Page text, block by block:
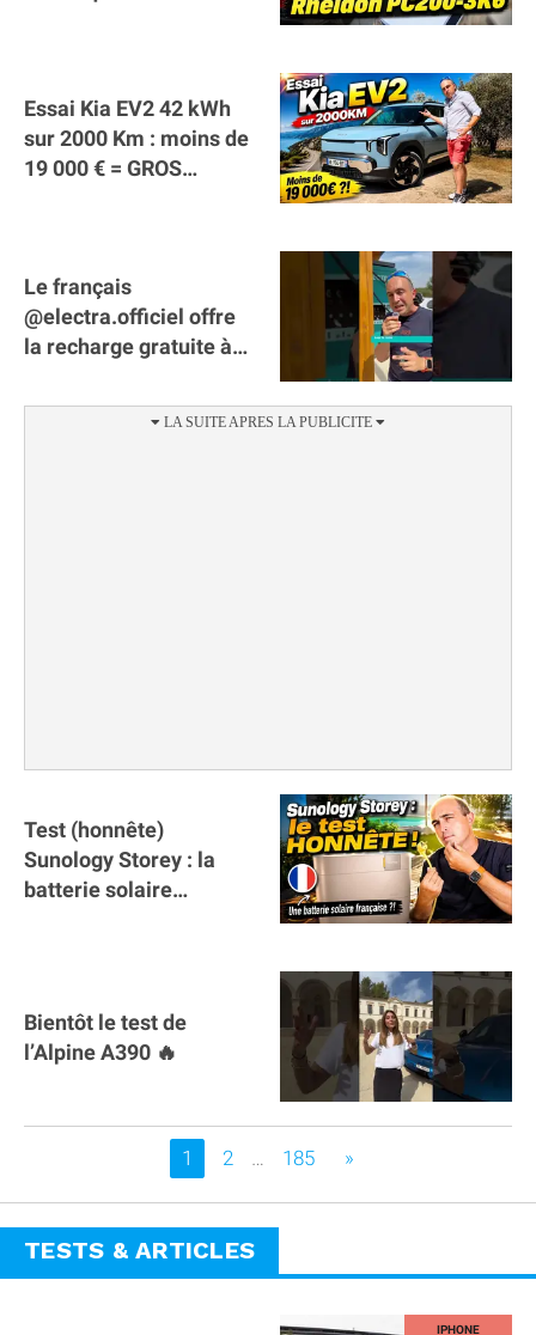
Essai Kia EV2 42 kWh
sur 2000 Km : moins de
19 000 € = GROS
Le français
@electra.officiel offre
la recharge gratuite à
électriques de Gironde
Test (honnête)
Sunology Storey : la
batterie solaire
Bientôt le test de
l’Alpine A390 🔥
Vous êtes sur la page
1 2 … 185 »
TESTS & ARTICLES